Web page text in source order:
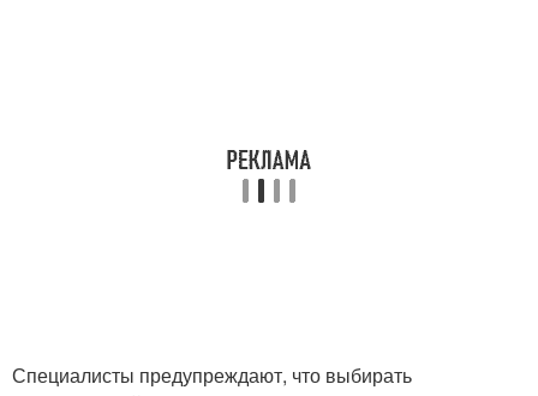
Специалисты предупреждают, что выбирать